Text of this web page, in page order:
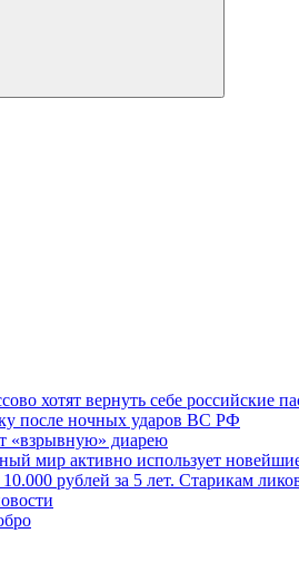
Поиск
хотят вернуть себе российские
после ночных ударов ВС РФ
«взрывную» диарею
мир активно использует
рублей за 5 лет. Старикам